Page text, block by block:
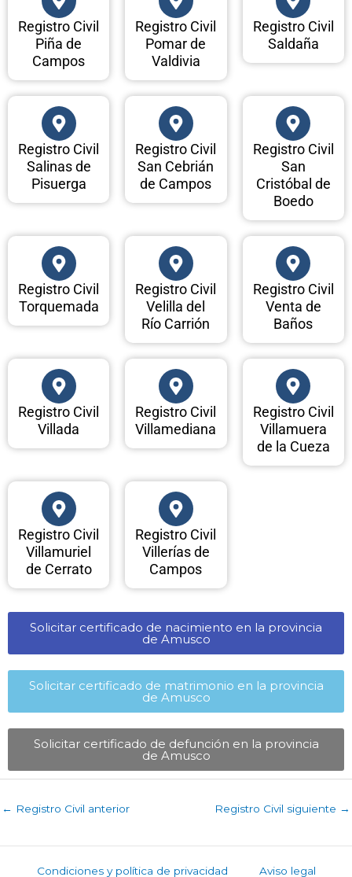
Registro Civil
Piña de
Campos
Registro Civil
Pomar de
Valdivia
Registro Civil
Saldaña
Registro Civil
Salinas de
Pisuerga
Registro Civil
San Cebrián
de Campos
Registro Civil
San
Cristóbal de
Boedo
Registro Civil
Torquemada
Registro Civil
Velilla del
Río Carrión
Registro Civil
Venta de
Baños
Registro Civil
Villada
Registro Civil
Villamediana
Registro Civil
Villamuera
de la Cueza
Registro Civil
Villamuriel
de Cerrato
Registro Civil
Villerías de
Campos
Solicitar certificado de nacimiento en la provincia
de Amusco​
Solicitar certificado de matrimonio en la provincia
de Amusco​
Solicitar certificado de defunción en la provincia
de Amusco​
← Registro Civil anterior Registro Civil siguiente →
Condiciones y política de privacidad Aviso legal